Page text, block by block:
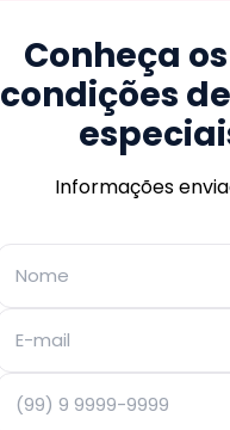
Conheça
condições
Informações